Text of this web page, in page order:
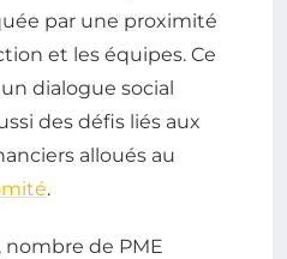
par une proximité
et les équipes. Ce
dialogue social
des défis liés aux
alloués au
.
nombre de PME